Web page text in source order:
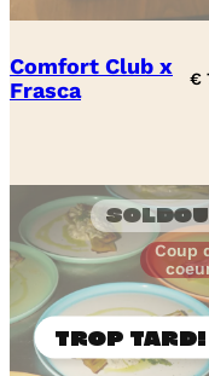
Comfort Club x
Frasca
€
Coup